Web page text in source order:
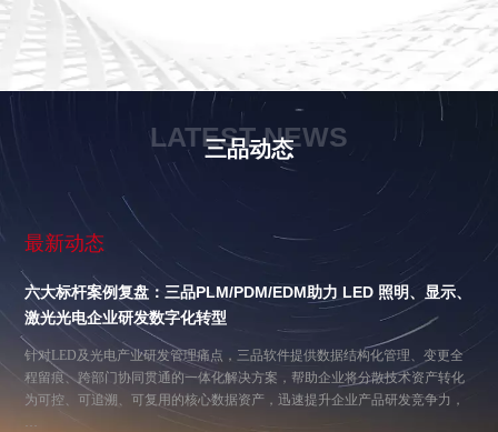
LATEST NEWS
三品动态
最新动态
六大标杆案例复盘：三品PLM/PDM/EDM助力 LED 照明、显示、
激光光电企业研发数字化转型
针对LED及光电产业研发管理痛点，三品软件提供数据结构化管理、变更全
程留痕、跨部门协同贯通的一体化解决方案，帮助企业将分散技术资产转化
为可控、可追溯、可复用的核心数据资产，迅速提升企业产品研发竞争力，
…